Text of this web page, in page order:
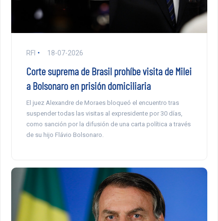
RFI 18-07-2026
Corte suprema de Brasil prohíbe visita de Milei
a Bolsonaro en prisión domiciliaria
El juez Alexandre de Moraes bloqueó el encuentro tras
suspender todas las visitas al expresidente por 30 días,
como sanción por la difusión de una carta política a través
de su hijo Flávio Bolsonaro.